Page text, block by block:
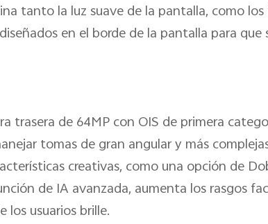
tanto la luz suave de la pantalla, como
en el borde de la pantalla para que
trasera de 64MP con OIS de primera
tomas de gran angular y más
creativas, como una opción de
de IA avanzada, aumenta los rasgos
los usuarios brille.